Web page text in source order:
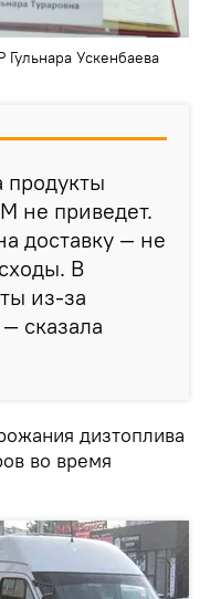
Ускенбаева
продукты
не приведет.
доставку — не
В
из-за
сказала
дизтоплива
во время